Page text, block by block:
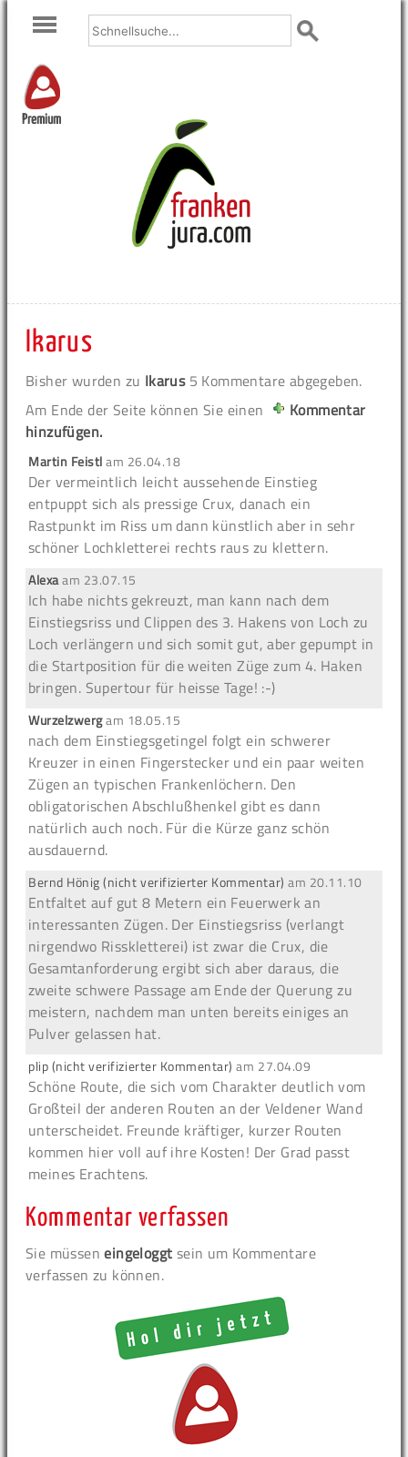
Premium
Ikarus
Bisher wurden zu Ikarus5 Kommentare abgegeben.
Am Ende der Seite können Sie einen
Kommentar
hinzufügen.
Martin Feistlam 26.04.18
Der vermeintlich leicht aussehende Einstieg
entpuppt sich als pressige Crux, danach ein
Rastpunkt im Riss um dann künstlich aber in sehr
schöner Lochkletterei rechts raus zu klettern.
Alexaam 23.07.15
Ich habe nichts gekreuzt, man kann nach dem
Einstiegsriss und Clippen des 3. Hakens von Loch zu
Loch verlängern und sich somit gut, aber gepumpt in
die Startposition für die weiten Züge zum 4. Haken
bringen. Supertour für heisse Tage! :-)
Wurzelzwergam 18.05.15
nach dem Einstiegsgetingel folgt ein schwerer
Kreuzer in einen Fingerstecker und ein paar weiten
Zügen an typischen Frankenlöchern. Den
obligatorischen Abschlußhenkel gibt es dann
natürlich auch noch. Für die Kürze ganz schön
ausdauernd.
Bernd Hönig (nicht verifizierter Kommentar) am 20.11.10
Entfaltet auf gut 8 Metern ein Feuerwerk an
interessanten Zügen. Der Einstiegsriss (verlangt
nirgendwo Risskletterei) ist zwar die Crux, die
Gesamtanforderung ergibt sich aber daraus, die
zweite schwere Passage am Ende der Querung zu
meistern, nachdem man unten bereits einiges an
Pulver gelassen hat.
plip (nicht verifizierter Kommentar) am 27.04.09
Schöne Route, die sich vom Charakter deutlich vom
Großteil der anderen Routen an der Veldener Wand
unterscheidet. Freunde kräftiger, kurzer Routen
kommen hier voll auf ihre Kosten! Der Grad passt
meines Erachtens.
Kommentar verfassen
Sie müsseneingeloggt sein um Kommentare
verfassen zu können.